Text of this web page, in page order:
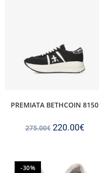
PREMIATA BETHCOIN 8150
275.00€ 220.00€
-30%